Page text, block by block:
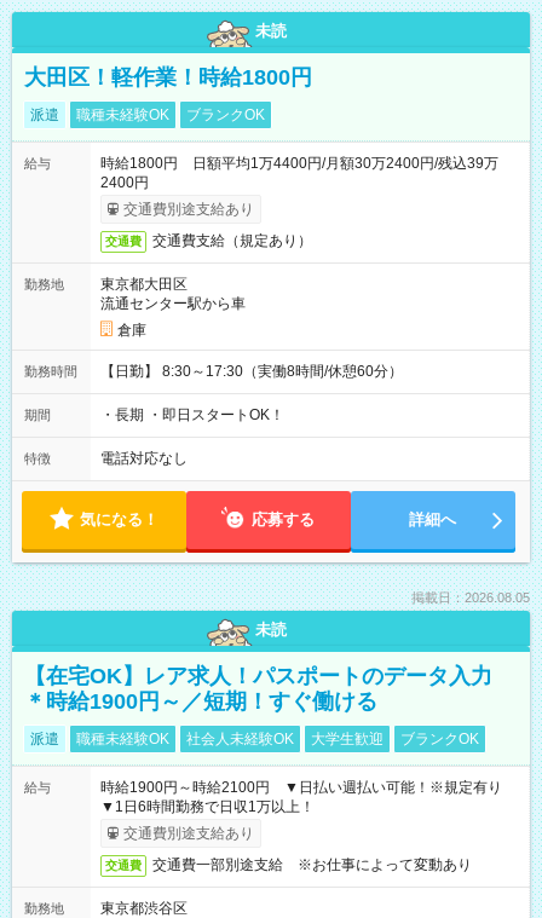
未読
大田区！軽作業！時給1800円
派遣 職種未経験OK ブランクOK
給与
時給1800円 日額平均1万4400円/月額30万2400円/残込39万
2400円
交通費別途支給あり
交通費 交通費支給（規定あり）
勤務地
東京都大田区
流通センター駅から車
倉庫
勤務時間 【日勤】 8:30～17:30（実働8時間/休憩60分）
期間 ・長期 ・即日スタートOK！
特徴 電話対応なし
気になる！ 応募する 詳細へ
掲載日：2026.08.05
未読
【在宅OK】レア求人！パスポートのデータ入力
＊時給1900円～／短期！すぐ働ける
派遣 職種未経験OK 社会人未経験OK 大学生歓迎 ブランクOK
給与
時給1900円～時給2100円 ▼日払い週払い可能！※規定有り
▼1日6時間勤務で日収1万以上！
交通費別途支給あり
交通費 交通費一部別途支給 ※お仕事によって変動あり
勤務地
東京都渋谷区